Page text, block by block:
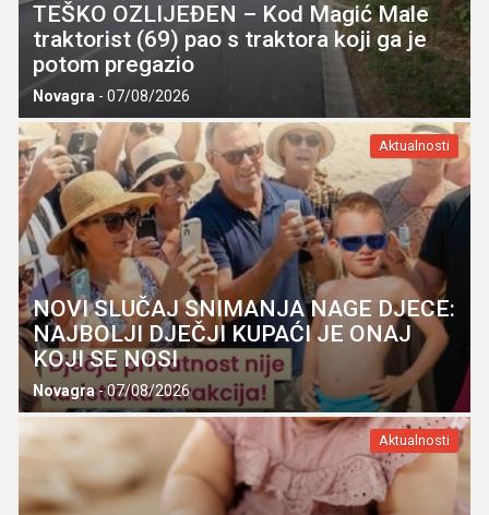
TEŠKO OZLIJEĐEN – Kod Magić Male
traktorist (69) pao s traktora koji ga je
potom pregazio
Novagra - 07/08/2026
Aktualnosti
NOVI SLUČAJ SNIMANJA NAGE DJECE:
NAJBOLJI DJEČJI KUPAĆI JE ONAJ
KOJI SE NOSI
Novagra-07/08/2026
Aktualnosti